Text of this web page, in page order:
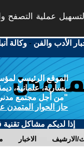
عملية التصفح
الأدب والفن -وكالة
الموقع الرئيسي
يسارية، علمانية،
"من أجل مجتمع مدني
حاز الحوار المتمدن
إذا لديكم مشاكل
الاخبار الارشيف